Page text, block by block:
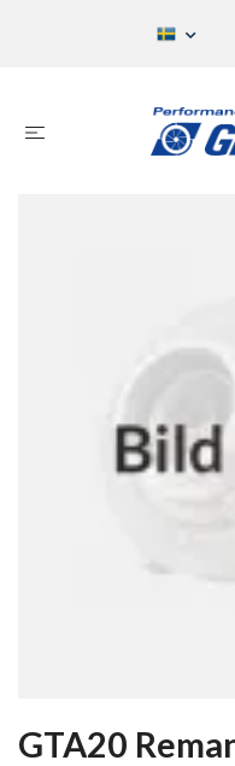
GTA20